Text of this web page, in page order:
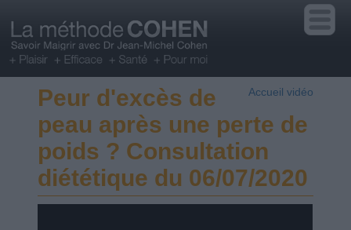
Accueil vidéo
Peur d'excès de
peau après une perte de
poids ? Consultation
diététique du 06/07/2020